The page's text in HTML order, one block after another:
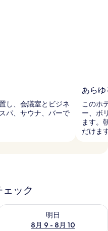
し、会議室とビジネ
パ、サウナ、バーで
あら
このホ
ー、ボ
ます。
だけま
ック
ック
明日
8月 9 - 8月 10
日 8月 9 - 8月 10 の空室状